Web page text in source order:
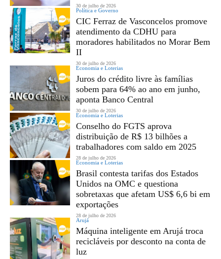
30 de julho de 2026
Política e Governo
CIC Ferraz de Vasconcelos promove
atendimento da CDHU para
moradores habilitados no Morar Bem
II
30 de julho de 2026
Economia e Loterias
Juros do crédito livre às famílias
sobem para 64% ao ano em junho,
aponta Banco Central
30 de julho de 2026
Economia e Loterias
Conselho do FGTS aprova
distribuição de R$ 13 bilhões a
trabalhadores com saldo em 2025
28 de julho de 2026
Economia e Loterias
Brasil contesta tarifas dos Estados
Unidos na OMC e questiona
sobretaxas que afetam US$ 6,6 bi em
exportações
28 de julho de 2026
Arujá
Máquina inteligente em Arujá troca
recicláveis por desconto na conta de
luz